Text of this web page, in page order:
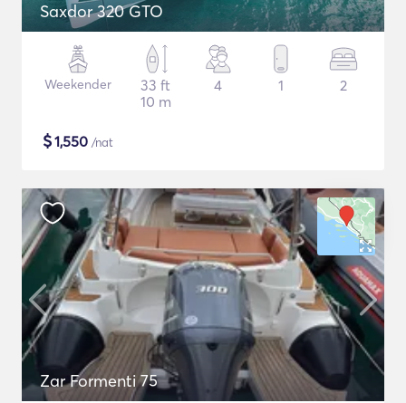
Saxdor 320 GTO
Weekender
33 ft
10 m
4 1 2
$1,550 /nat
Zar Formenti 75